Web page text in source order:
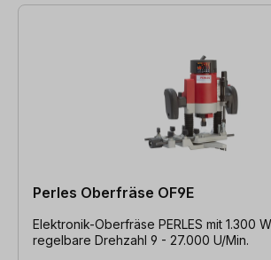
Perles Oberfräse OF9E
Elektronik-Oberfräse PERLES mit 1.300
regelbare Drehzahl 9 - 27.000 U/Min.